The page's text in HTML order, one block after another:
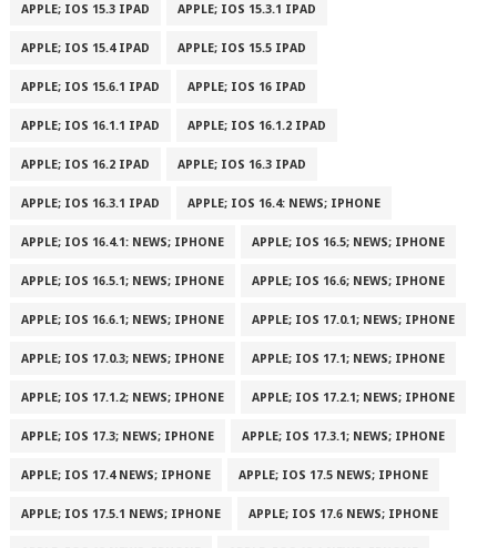
APPLE; IOS 15.3 IPAD APPLE; IOS 15.3.1 IPAD
APPLE; IOS 15.4 IPAD APPLE; IOS 15.5 IPAD
APPLE; IOS 15.6.1 IPAD APPLE; IOS 16 IPAD
APPLE; IOS 16.1.1 IPAD APPLE; IOS 16.1.2 IPAD
APPLE; IOS 16.2 IPAD APPLE; IOS 16.3 IPAD
APPLE; IOS 16.3.1 IPAD APPLE; IOS 16.4: NEWS; IPHONE
APPLE; IOS 16.4.1: NEWS; IPHONE APPLE; IOS 16.5; NEWS; IPHONE
APPLE; IOS 16.5.1; NEWS; IPHONE APPLE; IOS 16.6; NEWS; IPHONE
APPLE; IOS 16.6.1; NEWS; IPHONE APPLE; IOS 17.0.1; NEWS; IPHONE
APPLE; IOS 17.0.3; NEWS; IPHONE APPLE; IOS 17.1; NEWS; IPHONE
APPLE; IOS 17.1.2; NEWS; IPHONE APPLE; IOS 17.2.1; NEWS; IPHONE
APPLE; IOS 17.3; NEWS; IPHONE APPLE; IOS 17.3.1; NEWS; IPHONE
APPLE; IOS 17.4 NEWS; IPHONE APPLE; IOS 17.5 NEWS; IPHONE
APPLE; IOS 17.5.1 NEWS; IPHONE APPLE; IOS 17.6 NEWS; IPHONE